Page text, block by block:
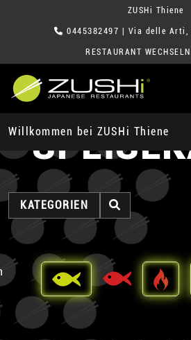
ZUSHi Thiene
0445382497 | Via delle Arti,
RESTAURANT WECHSELN
Willkommen bei ZUSHi Thiene
KATEGORIEN